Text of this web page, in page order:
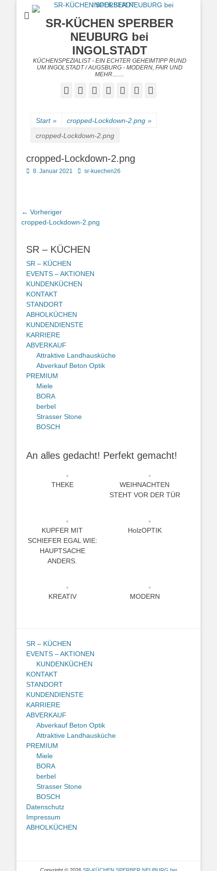
SR-KÜCHEN SPERBER
NEUBURG bei
INGOLSTADT
KÜCHENSPEZIALIST - EIN ECHTER GEHEIMTIPP RUND
UM INGOLSTADT / AUGSBURG - MODERN, FAIR UND
MEHR........
Facebook
TwitterGoogleplusInstagram
Website
Start » cropped-Lockdown-2.png »
cropped-Lockdown-2.png
cropped-Lockdown-2.png
Posted
8. Januar 2021 Autorsr-kuechen26
Beitragsnavigation
← Vorheriger
Vorheriger
cropped-Lockdown-2.png
SR – KÜCHEN
SR – KÜCHEN
EVENTS – AKTIONEN
KUNDENKÜCHEN
KONTAKT
STANDORT
ABHOLKÜCHEN
KUNDENDIENSTE
KARRIERE
ABVERKAUF
Attraktive Landhausküche
Abverkauf Beton Optik
PREMIUM
Miele
BORA
berbel
Strasser Stone
BOSCH
An alles gedacht! Perfekt gemacht!
THEKE
WEIHNACHTEN
STEHT VOR DER TÜR
KUPFER MIT
SCHIEFER EGAL WIE:
HAUPTSACHE
ANDERS.
HolzOPTIK
KREATIV MODERN
SR – KÜCHEN
EVENTS – AKTIONEN
KUNDENKÜCHEN
KONTAKT
STANDORT
KUNDENDIENSTE
KARRIERE
ABVERKAUF
Abverkauf Beton Optik
Attraktive Landhausküche
PREMIUM
Miele
BORA
berbel
Strasser Stone
BOSCH
Datenschutz
Impressum
ABHOLKÜCHEN